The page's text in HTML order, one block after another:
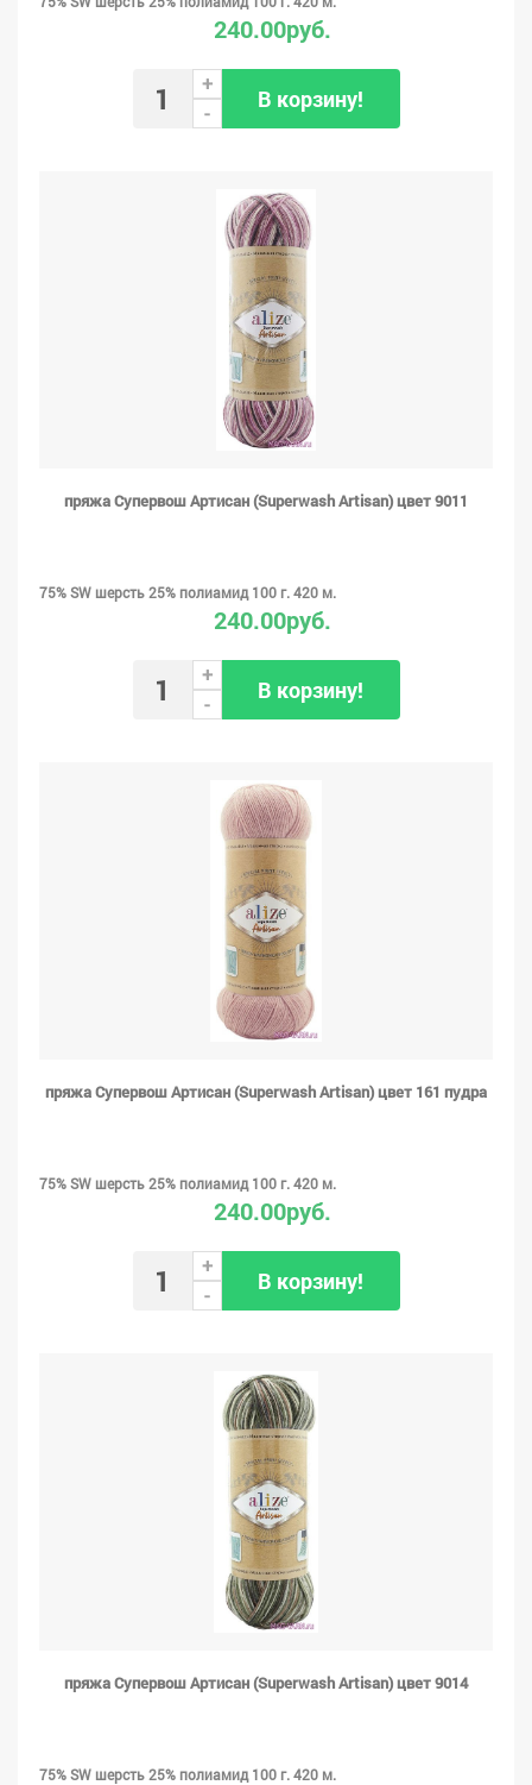
240.00руб.
+
-
В корзину!
пряжа Супервош Артисан (Superwash Artisan) цвет 9011
75% SW шерсть 25% полиамид 100 г. 420 м.
240.00руб.
+
-
В корзину!
пряжа Супервош Артисан (Superwash Artisan) цвет 161 пудра
75% SW шерсть 25% полиамид 100 г. 420 м.
240.00руб.
+
-
В корзину!
пряжа Супервош Артисан (Superwash Artisan) цвет 9014
75% SW шерсть 25% полиамид 100 г. 420 м.